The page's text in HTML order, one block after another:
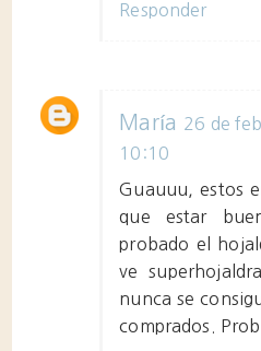
Responder
María 26 de
10:10
Guauuu, estos
que estar
probado el
ve
nunca se
comprados.